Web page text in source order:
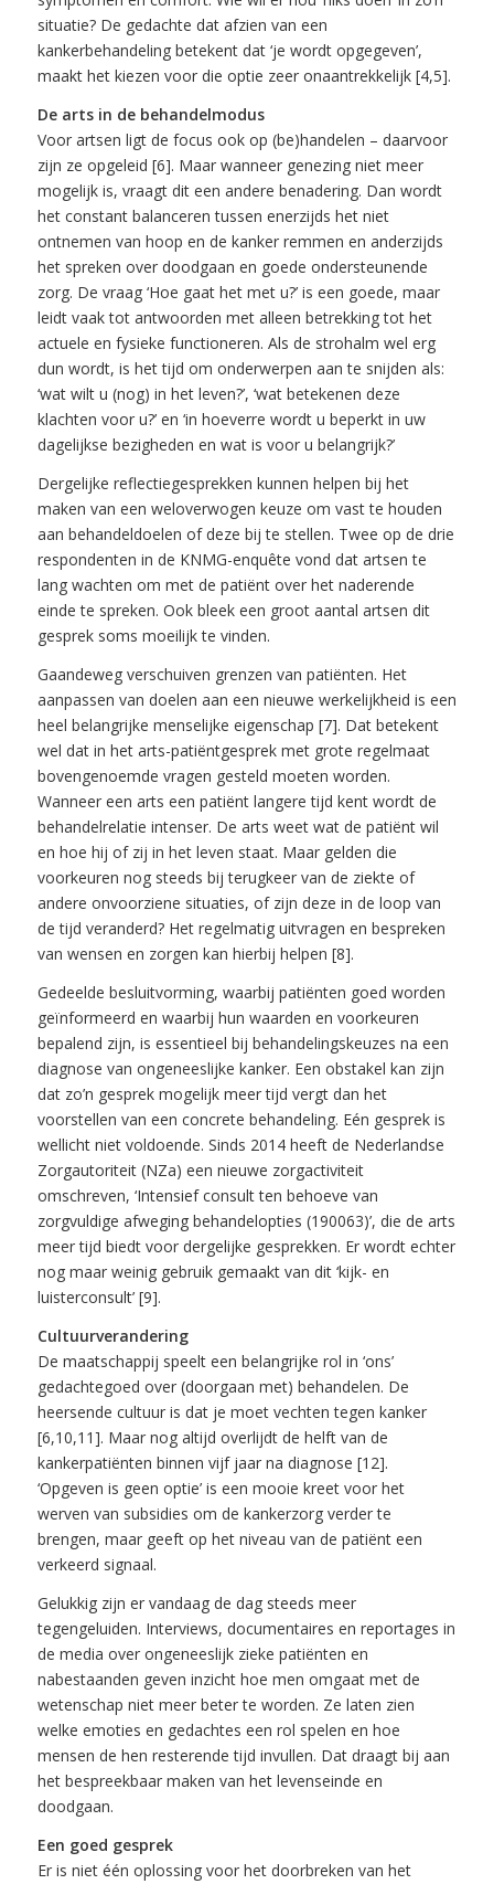
situatie? De gedachte dat afzien van een
kankerbehandeling betekent dat ‘je wordt opgegeven’,
maakt het kiezen voor die optie zeer onaantrekkelijk [4,5].
De arts in de behandelmodus
Voor artsen ligt de focus ook op (be)handelen – daarvoor
zijn ze opgeleid [6]. Maar wanneer genezing niet meer
mogelijk is, vraagt dit een andere benadering. Dan wordt
het constant balanceren tussen enerzijds het niet
ontnemen van hoop en de kanker remmen en anderzijds
het spreken over doodgaan en goede ondersteunende
zorg. De vraag ‘Hoe gaat het met u?’ is een goede, maar
leidt vaak tot antwoorden met alleen betrekking tot het
actuele en fysieke functioneren. Als de strohalm wel erg
dun wordt, is het tijd om onderwerpen aan te snijden als:
‘wat wilt u (nog) in het leven?’, ‘wat betekenen deze
klachten voor u?’ en ‘in hoeverre wordt u beperkt in uw
dagelijkse bezigheden en wat is voor u belangrijk?’
Dergelijke reflectiegesprekken kunnen helpen bij het
maken van een weloverwogen keuze om vast te houden
aan behandeldoelen of deze bij te stellen. Twee op de drie
respondenten in de KNMG-enquête vond dat artsen te
lang wachten om met de patiënt over het naderende
einde te spreken. Ook bleek een groot aantal artsen dit
gesprek soms moeilijk te vinden.
Gaandeweg verschuiven grenzen van patiënten. Het
aanpassen van doelen aan een nieuwe werkelijkheid is een
heel belangrijke menselijke eigenschap [7]. Dat betekent
wel dat in het arts-patiëntgesprek met grote regelmaat
bovengenoemde vragen gesteld moeten worden.
Wanneer een arts een patiënt langere tijd kent wordt de
behandelrelatie intenser. De arts weet wat de patiënt wil
en hoe hij of zij in het leven staat. Maar gelden die
voorkeuren nog steeds bij terugkeer van de ziekte of
andere onvoorziene situaties, of zijn deze in de loop van
de tijd veranderd? Het regelmatig uitvragen en bespreken
van wensen en zorgen kan hierbij helpen [8].
Gedeelde besluitvorming, waarbij patiënten goed worden
geïnformeerd en waarbij hun waarden en voorkeuren
bepalend zijn, is essentieel bij behandelingskeuzes na een
diagnose van ongeneeslijke kanker. Een obstakel kan zijn
dat zo’n gesprek mogelijk meer tijd vergt dan het
voorstellen van een concrete behandeling. Eén gesprek is
wellicht niet voldoende. Sinds 2014 heeft de Nederlandse
Zorgautoriteit (NZa) een nieuwe zorgactiviteit
omschreven, ‘Intensief consult ten behoeve van
zorgvuldige afweging behandelopties (190063)’, die de arts
meer tijd biedt voor dergelijke gesprekken. Er wordt echter
nog maar weinig gebruik gemaakt van dit ‘kijk- en
luisterconsult’ [9].
Cultuurverandering
De maatschappij speelt een belangrijke rol in ‘ons’
gedachtegoed over (doorgaan met) behandelen. De
heersende cultuur is dat je moet vechten tegen kanker
[6,10,11]. Maar nog altijd overlijdt de helft van de
kankerpatiënten binnen vijf jaar na diagnose [12].
‘Opgeven is geen optie’ is een mooie kreet voor het
werven van subsidies om de kankerzorg verder te
brengen, maar geeft op het niveau van de patiënt een
verkeerd signaal.
Gelukkig zijn er vandaag de dag steeds meer
tegengeluiden. Interviews, documentaires en reportages in
de media over ongeneeslijk zieke patiënten en
nabestaanden geven inzicht hoe men omgaat met de
wetenschap niet meer beter te worden. Ze laten zien
welke emoties en gedachtes een rol spelen en hoe
mensen de hen resterende tijd invullen. Dat draagt bij aan
het bespreekbaar maken van het levenseinde en
doodgaan.
Een goed gesprek
Er is niet één oplossing voor het doorbreken van het